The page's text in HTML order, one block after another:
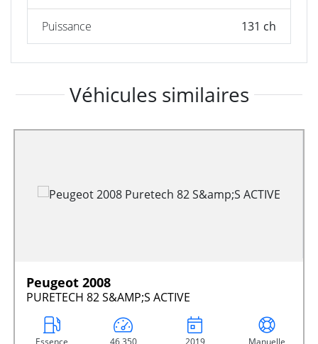
Puissance 131 ch
Véhicules similaires
Peugeot 2008
PURETECH 82 S&AMP;S ACTIVE
Essence 46 350 2019 Manuelle